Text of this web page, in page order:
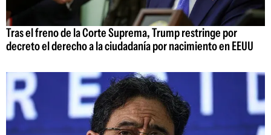
Tras el freno de la Corte Suprema, Trump restringe por
decreto el derecho a la ciudadanía por nacimiento en EEUU